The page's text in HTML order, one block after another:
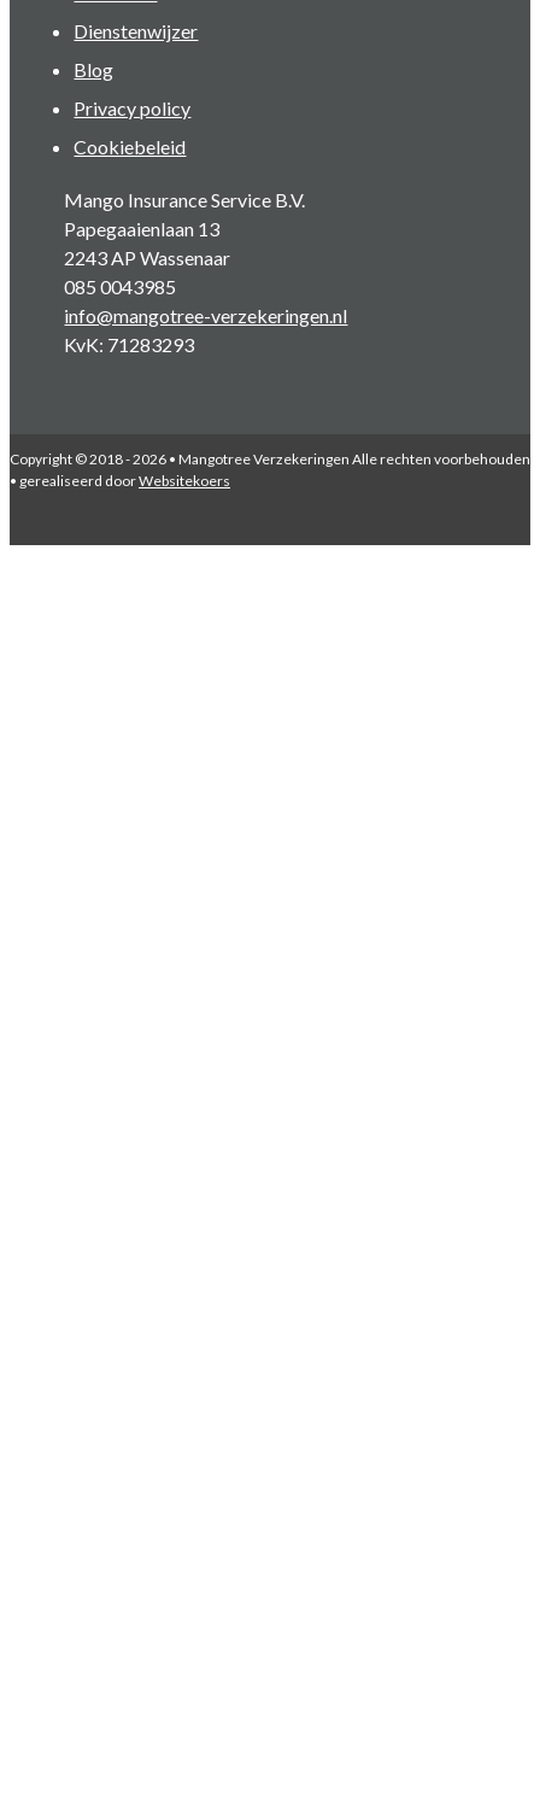
Dienstenwijzer
Blog
Privacy policy
Cookiebeleid
Mango Insurance Service B.V.
Papegaaienlaan 13
2243 AP Wassenaar
085 0043985
info@mangotree-verzekeringen.nl
KvK: 71283293
Copyright © 2018 - 2026 • Mangotree Verzekeringen Alle rechten voorbehouden
• gerealiseerd doorWebsitekoers